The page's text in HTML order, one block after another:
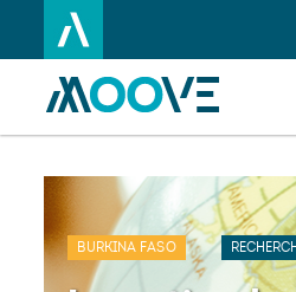
au
principal
BURKINA FASO